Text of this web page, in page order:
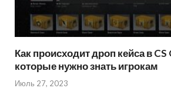
Как происходит дроп кейса в CS
которые нужно знать игрокам
Июль 27, 2023